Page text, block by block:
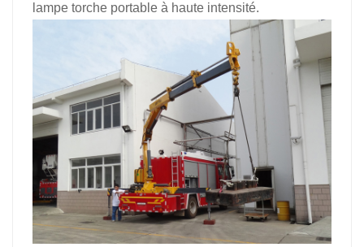
lampe torche portable à haute intensité.